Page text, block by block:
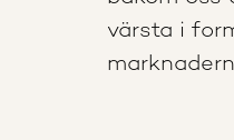
värsta i